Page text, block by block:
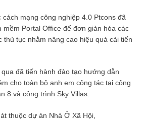
mạng công nghiệp 4.0 Ptcons đã
mềm Portal Office để đơn giản hóa các
thủ tục nhằm nâng cao hiệu quả cải tiến
đã tiến hành đào tạo hướng dẫn
cho toàn bộ anh em công tác tại công
8 và công trình Sky Villas.
thuộc dự án Nhà Ở Xã Hội,